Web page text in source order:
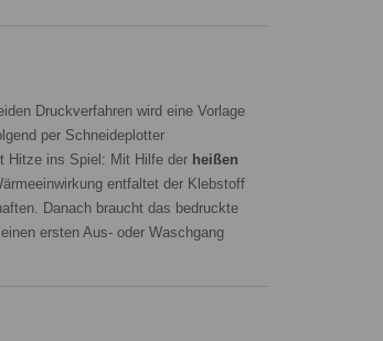
Druckverfahren wird eine Vorlage
per Schneideplotter
Hitze ins Spiel: Mit Hilfe der heißen
entfaltet der Klebstoff
Danach braucht das bedruckte
ersten Aus- oder Waschgang